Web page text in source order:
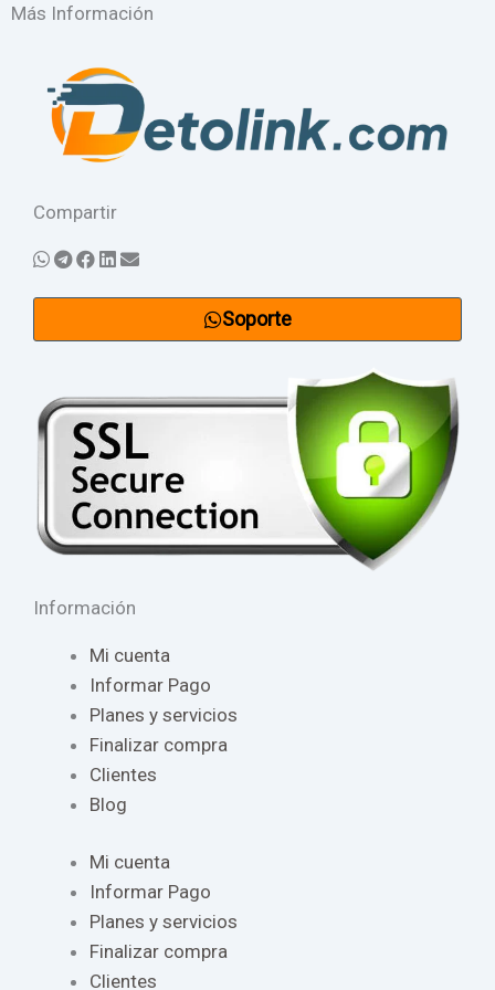
Más Información
Compartir
Soporte
Información
Mi cuenta
Informar Pago
Planes y servicios
Finalizar compra
Clientes
Blog
Mi cuenta
Informar Pago
Planes y servicios
Finalizar compra
Clientes